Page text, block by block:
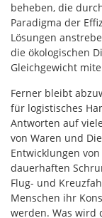
beheben, die
Paradigma der
Lösungen
die ökologischen
Gleichgewicht
Ferner bleibt
für logistisches
Antworten auf
von Waren und
Entwicklungen
dauerhaften
Flug- und
Menschen ihr
werden. Was wird